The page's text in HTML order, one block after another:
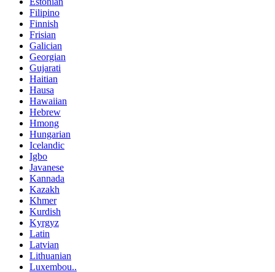
Filipino
Finnish
Frisian
Galician
Georgian
Gujarati
Haitian
Hausa
Hawaiian
Hebrew
Hmong
Hungarian
Icelandic
Igbo
Javanese
Kannada
Kazakh
Khmer
Kurdish
Kyrgyz
Latin
Latvian
Lithuanian
Luxembou..